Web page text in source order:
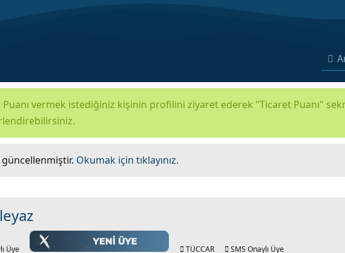
Puanı vermek istediğiniz kişinin profilini ziyaret ederek "Ticaret Puanı"
güncellenmiştir. Okumak için tıklayınız.
Üye TÜCCAR SMS Onaylı Üye